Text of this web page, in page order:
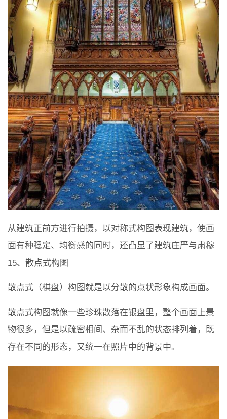
从建筑正前方进行拍摄，以对称式构图表现建筑，使画
面有种稳定、均衡感的同时，还凸显了建筑庄严与肃穆
15、散点式构图
散点式（棋盘）构图就是以分散的点状形象构成画面。
散点式构图就像一些珍珠散落在银盘里，整个画面上景
物很多，但是以疏密相间、杂而不乱的状态排列着，既
存在不同的形态，又统一在照片中的背景中。